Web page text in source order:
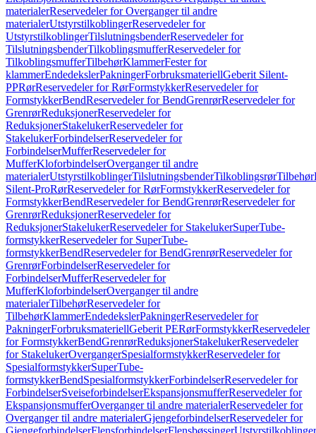
materialerReservedeler for Overganger til andre
materialerUtstyrstilkoblingerReservedeler for
UtstyrstilkoblingerTilslutningsbenderReservedeler for
TilslutningsbenderTilkoblingsmufferReservedeler for
TilkoblingsmufferTilbehørKlammerFester for
klammerEndedekslerPakningerForbruksmateriellGeberit Silent-
PPRørReservedeler for RørFormstykkerReservedeler for
FormstykkerBendReservedeler for BendGrenrørReservedeler for
GrenrørReduksjonerReservedeler for
ReduksjonerStakelukerReservedeler for
StakelukerForbindelserReservedeler for
ForbindelserMufferReservedeler for
MufferKloforbindelserOverganger til andre
materialerUtstyrstilkoblingerTilslutningsbenderTilkoblingsrørTilbehør
Silent-ProRørReservedeler for RørFormstykkerReservedeler for
FormstykkerBendReservedeler for BendGrenrørReservedeler for
GrenrørReduksjonerReservedeler for
ReduksjonerStakelukerReservedeler for StakelukerSuperTube-
formstykkerReservedeler for SuperTube-
formstykkerBendReservedeler for BendGrenrørReservedeler for
GrenrørForbindelserReservedeler for
ForbindelserMufferReservedeler for
MufferKloforbindelserOverganger til andre
materialerTilbehørReservedeler for
TilbehørKlammerEndedekslerPakningerReservedeler for
PakningerForbruksmateriellGeberit PERørFormstykkerReservedeler
for FormstykkerBendGrenrørReduksjonerStakelukerReservedeler
for StakelukerOvergangerSpesialformstykkerReservedeler for
SpesialformstykkerSuperTube-
formstykkerBendSpesialformstykkerForbindelserReservedeler for
ForbindelserSveiseforbindelserEkspansjonsmufferReservedeler for
EkspansjonsmufferOverganger til andre materialerReservedeler for
Overganger til andre materialerGjengeforbindelserReservedeler for
GjengeforbindelserFlensforbindelserFlensbøssingerUtstyrstilkoblinger